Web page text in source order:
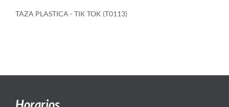
TAZA PLASTICA - TIK TOK (T0113)